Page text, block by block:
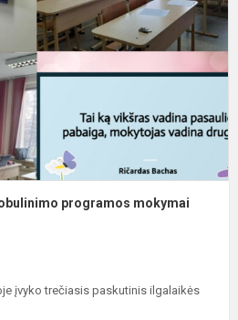
programos mokymai
įvyko trečiasis paskutinis ilgalaikės